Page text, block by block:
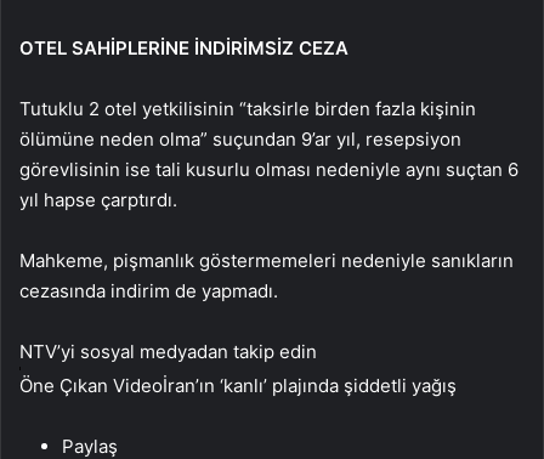
OTEL SAHİPLERİNE İNDİRİMSİZ CEZA
Tutuklu 2 otel yetkilisinin “taksirle birden fazla kişinin
ölümüne neden olma” suçundan 9’ar yıl, resepsiyon
görevlisinin ise tali kusurlu olması nedeniyle aynı suçtan 6
yıl hapse çarptırdı.
Mahkeme, pişmanlık göstermemeleri nedeniyle sanıkların
cezasında indirim de yapmadı.
NTV’yi sosyal medyadan takip edin
Öne Çıkan Videoİran’ın ‘kanlı’ plajında şiddetli yağış
Paylaş